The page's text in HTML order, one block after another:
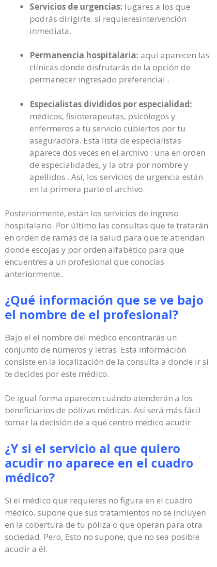
Servicios de urgencias: lugares a los que
podrás dirigirte. si requieresintervención
inmediata.
Permanencia hospitalaria: aquí aparecen las
clínicas donde disfrutarás de la opción de
permanecer ingresado preferencial .
Especialistas divididos por especialidad:
médicos, fisioterapeutas, psicólogos y
enfermeros a tu servicio cubiertos por tu
aseguradora. Esta lista de especialistas
aparece dos veces en el archivo : una en orden
de especialidades, y la otra por nombre y
apellidos . Así, los servicios de urgencia están
en la primera parte el archivo.
Posteriormente, están los servicios de ingreso
hospitalario. Por último las consultas que te tratarán
en orden de ramas de la salud para que te atiendan
donde escojas y por orden alfabético para que
encuentres a un profesional que conocías
anteriormente.
¿Qué información que se ve bajo
el nombre de el profesional?
Bajo el el nombre del médico encontrarás un
conjunto de números y letras. Esta información
consiste en la localización de la consulta a donde ir si
te decides por este médico.
De igual forma aparecen cuándo atenderán a los
beneficiarios de pólizas médicas. Así será más fácil
tomar la decisión de a qué centro médico acudir.
¿Y si el servicio al que quiero
acudir no aparece en el cuadro
médico?
Si el médico que requieres no figura en el cuadro
médico, supone que sus tratamientos no se incluyen
en la cobertura de tu póliza o que operan para otra
sociedad. Pero, Esto no supone, que no sea posible
acudir a él.